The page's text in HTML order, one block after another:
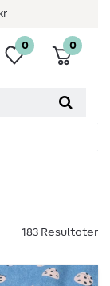
0 0
183 Resultater